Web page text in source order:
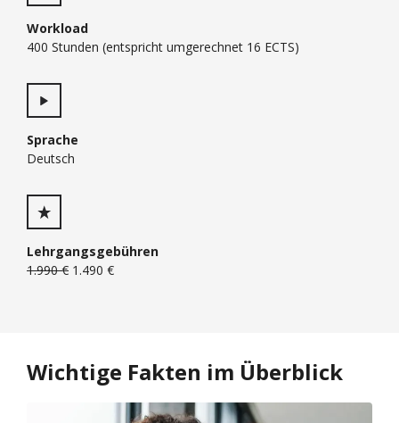
Workload
400 Stunden (entspricht umgerechnet 16 ECTS)
Sprache
Deutsch
Lehrgangsgebühren
1.990 € 1.490 €
Wichtige Fakten im Überblick